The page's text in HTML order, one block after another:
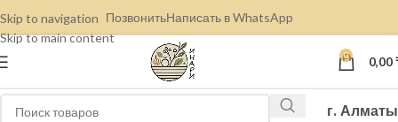
Skip to navigation
Skip to main content
ПозвонитьНаписать в WhatsApp
0 0,00
г. Алматы